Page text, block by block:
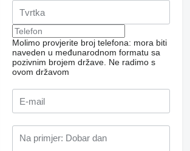
Molimo provjerite broj telefona: mora biti
naveden u međunarodnom formatu sa
pozivnim brojem države. Ne radimo s
ovom državom